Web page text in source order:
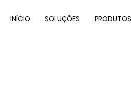
INÍCIO SOLUÇÕES PRODUTOS